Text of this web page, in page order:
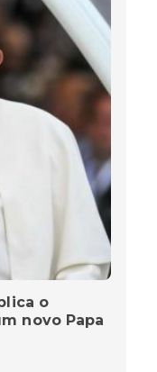
o
novo Papa